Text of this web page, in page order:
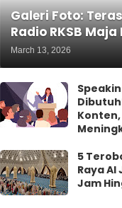
Galeri Foto:
Radio RKSB
March 13, 2026
5
Raya Al
Jam